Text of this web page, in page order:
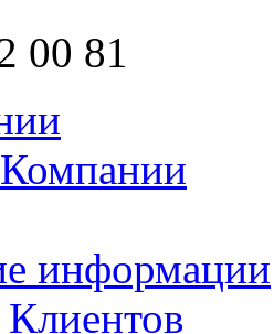
00 81
информации